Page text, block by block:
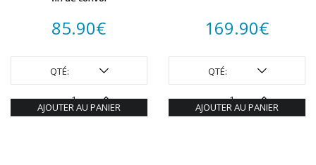
85.90€
QTÉ:
AJOUTER AU PANIER
169.90€
QTÉ:
AJOUTER AU PANIER